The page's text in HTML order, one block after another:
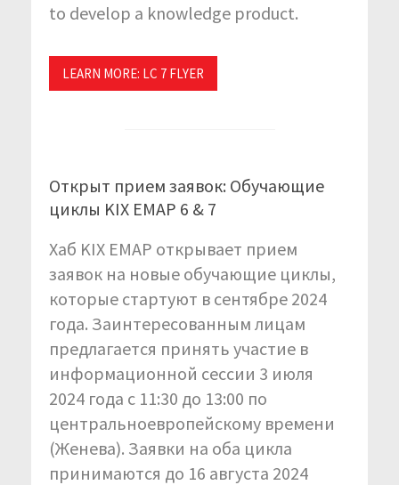
to develop a knowledge product.
LEARN MORE: LC 7 FLYER
Открыт прием заявок: Обучающие
циклы KIX EMAP 6 & 7
Хаб KIX EMAP открывает прием
заявок на новые обучающие циклы,
которые стартуют в сентябре 2024
года. Заинтересованным лицам
предлагается принять участие в
информационной сессии 3 июля
2024 года с 11:30 до 13:00 по
центральноевропейскому времени
(Женева). Заявки на оба цикла
принимаются до 16 августа 2024